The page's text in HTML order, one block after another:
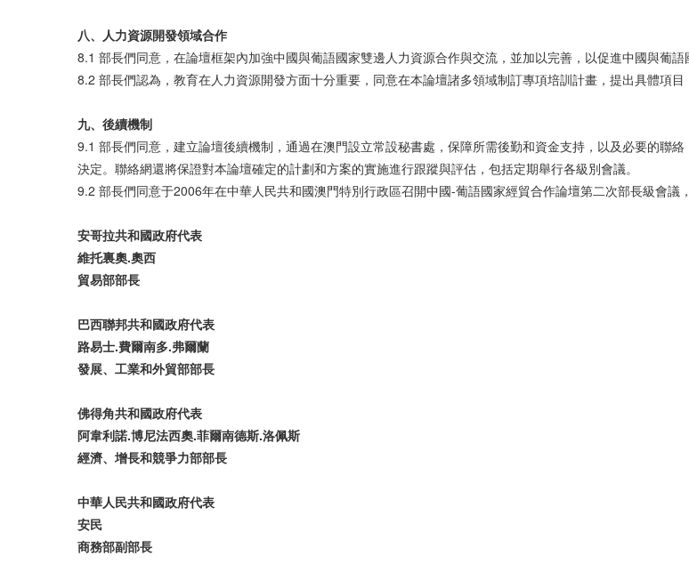
八、人力資源開發領域合作
8.1 部長們同意，在論壇框架內加強中國與葡語國家雙邊人力資源合作與交流，並加以完善，以促進中國與葡語
8.2 部長們認為，教育在人力資源開發方面十分重要，同意在本論壇諸多領域制訂專項培訓計畫，提出具體項目
九、後續機制
9.1 部長們同意，建立論壇後續機制，通過在澳門設立常設秘書處，保障所需後勤和資金支持，以及必要的聯
決定。聯絡網還將保證對本論壇確定的計劃和方案的實施進行跟蹤與評估，包括定期舉行各級別會議。
9.2 部長們同意于2006年在中華人民共和國澳門特別行政區召開中國-葡語國家經貿合作論壇第二次部長級會議
安哥拉共和國政府代表
維托裏奧.奧西
貿易部部長
巴西聯邦共和國政府代表
路易士.費爾南多.弗爾蘭
發展、工業和外貿部部長
佛得角共和國政府代表
阿韋利諾.博尼法西奧.菲爾南德斯.洛佩斯
經濟、增長和競爭力部部長
中華人民共和國政府代表
安民
商務部副部長